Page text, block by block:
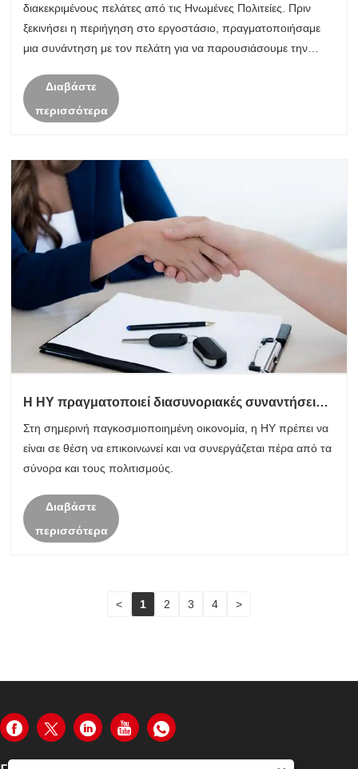
διακεκριμένους πελάτες από τις Ηνωμένες Πολιτείες. Πριν
ξεκινήσει η περιήγηση στο εργοστάσιο, πραγματοποιήσαμε
μια συνάντηση με τον πελάτη για να παρουσιάσουμε την
κατανοήσουμε καλύτερα τ......
Διαβάστε
περισσότερα
Η HY πραγματοποιεί διασυνοριακές συναντήσεις
Στη σημερινή παγκοσμιοποιημένη οικονομία, η HY πρέπει να
είναι σε θέση να επικοινωνεί και να συνεργάζεται πέρα ​​από τα
σύνορα και τους πολιτισμούς.
Διαβάστε
περισσότερα
< 1 2 3 4 >